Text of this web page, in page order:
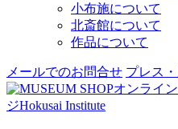
小布施について
北斎館について
作品について
メールでのお問合せ プレス
オンライ
ジHokusai Institute